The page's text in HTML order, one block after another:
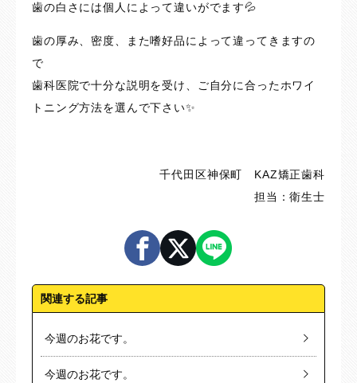
歯の白さには個人によって違いがでます💦
歯の厚み、密度、また嗜好品によって違ってきますの
で
歯科医院で十分な説明を受け、ご自分に合ったホワイ
トニング方法を選んで下さい✨
千代田区神保町 KAZ矯正歯科
担当：衛生士
関連する記事
今週のお花です。
今週のお花です。